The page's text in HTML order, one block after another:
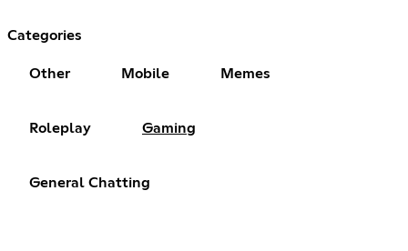
Categories
Other Mobile Memes
Roleplay Gaming
General Chatting